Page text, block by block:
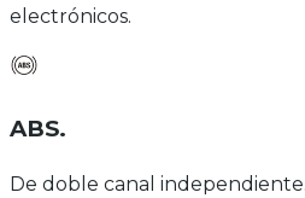
electrónicos.
ABS.
De doble canal independiente.